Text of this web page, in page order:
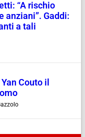
“A rischio
anziani”. Gaddi:
a tali
Couto il